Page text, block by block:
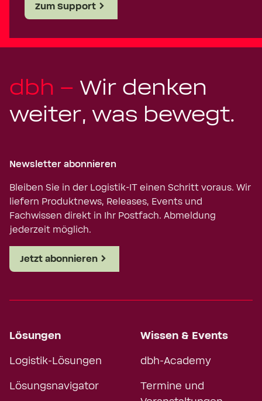
Zum Support
dbh – Wir denken
weiter, was bewegt.
Newsletter abonnieren
Bleiben Sie in der Logistik-IT einen Schritt voraus. Wir
liefern Produktnews, Releases, Events und
Fachwissen direkt in Ihr Postfach. Abmeldung
jederzeit möglich.
Jetzt abonnieren
Lösungen
Logistik-Lösungen
Lösungsnavigator
Wissen & Events
dbh-Academy
Termine und